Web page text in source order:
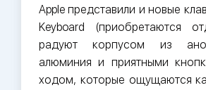
Apple представили и новые
Keyboard (приобретаются
радуют корпусом из
алюминия и приятными
ходом, которые ощущаются